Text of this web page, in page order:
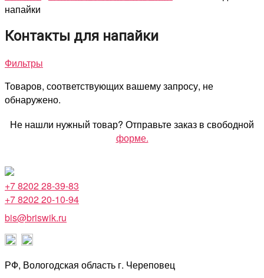
напайки
Контакты для напайки
Фильтры
Товаров, соответствующих вашему запросу, не
обнаружено.
Не нашли нужный товар? Отправьте заказ в свободной
форме.
+7 8202 28-39-83
+7 8202 20-10-94
bis@briswik.ru
РФ, Вологодская область г. Череповец